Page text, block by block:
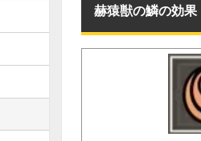
赫猿獣の鱗の効果